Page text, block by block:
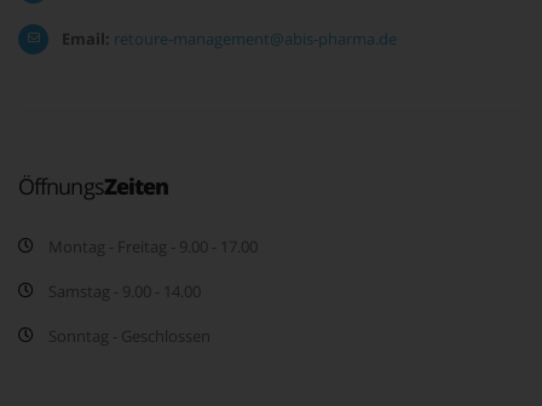
Email: retoure-management@abis-pharma.de
ÖffnungsZeiten
Montag - Freitag - 9.00 - 17.00
Samstag - 9.00 - 14.00
Sonntag - Geschlossen